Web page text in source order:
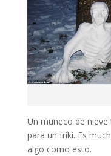
Un muñeco de
para un friki. Es
algo como esto.